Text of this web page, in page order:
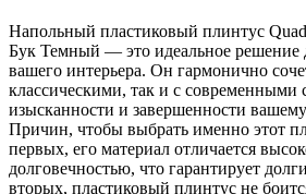
Напольный пластиковый плинтус
Бук Темный — это идеальное решение
вашего интерьера. Он гармонично
классическими, так и с современными
изысканности и завершенности вашему
Причин, чтобы выбрать именно этот
первых, его материал отличается
долговечностью, что гарантирует
вторых, пластиковый плинтус не